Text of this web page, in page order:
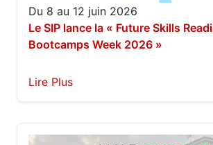
Du 8 au 12 juin 2026
Le SIP lance la « Future Skills
Bootcamps Week 2026 »
Lire Plus